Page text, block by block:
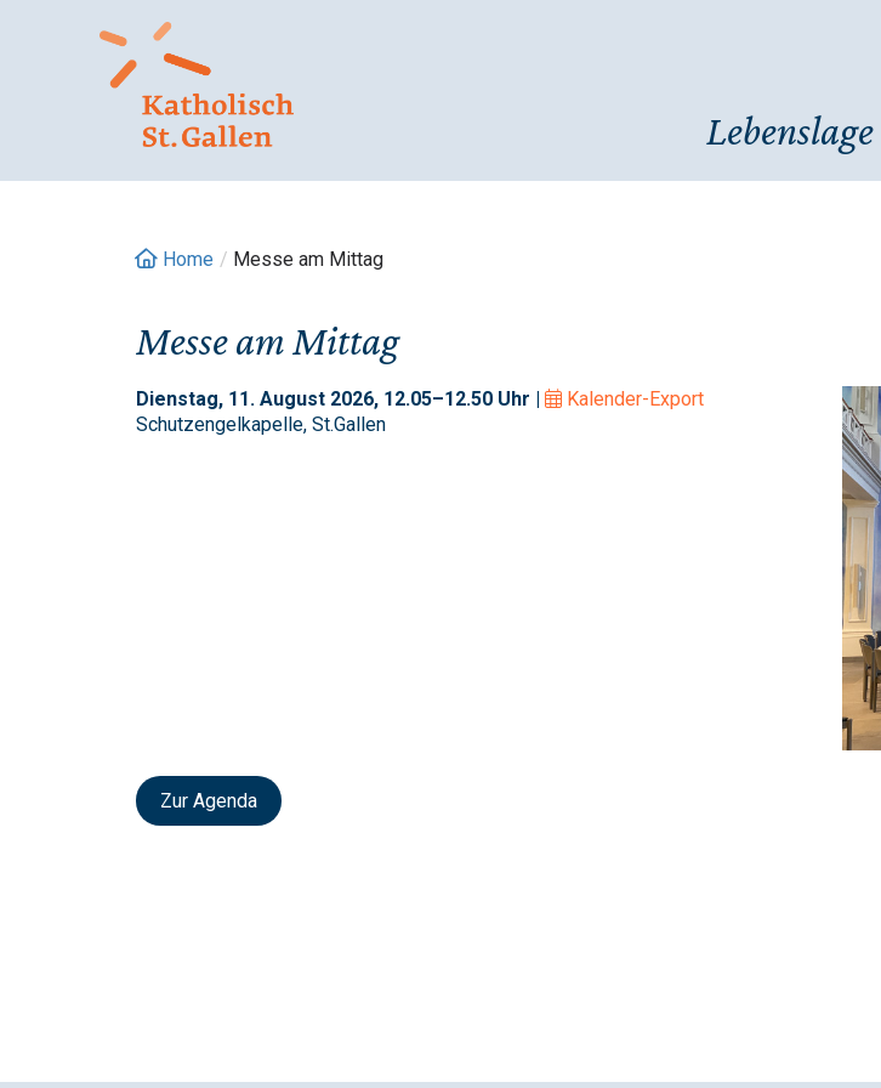
Lebenslage
Home / Messe am Mittag
Messe am Mittag
Dienstag, 11. August 2026, 12.05–12.50 Uhr |
Kalender-Export
Schutzengelkapelle, St.Gallen
Zur Agenda